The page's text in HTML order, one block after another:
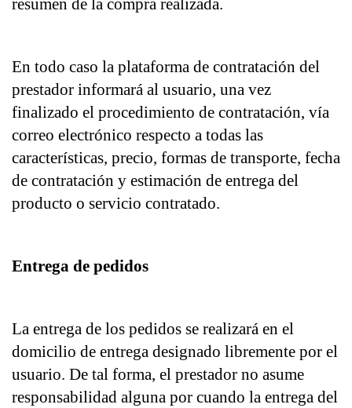
resumen de la compra realizada.
En todo caso la plataforma de contratación del
prestador informará al usuario, una vez
finalizado el procedimiento de contratación, vía
correo electrónico respecto a todas las
características, precio, formas de transporte, fecha
de contratación y estimación de entrega del
producto o servicio contratado.
Entrega de pedidos
La entrega de los pedidos se realizará en el
domicilio de entrega designado libremente por el
usuario. De tal forma, el prestador no asume
responsabilidad alguna por cuando la entrega del